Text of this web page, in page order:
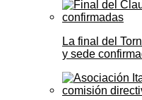
La final del
y sede